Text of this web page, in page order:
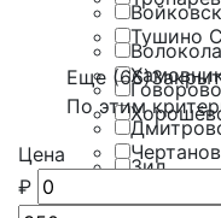
Тушино
Говорово
Зил
Зорге
Еще (66)
По этим
Цена
₽